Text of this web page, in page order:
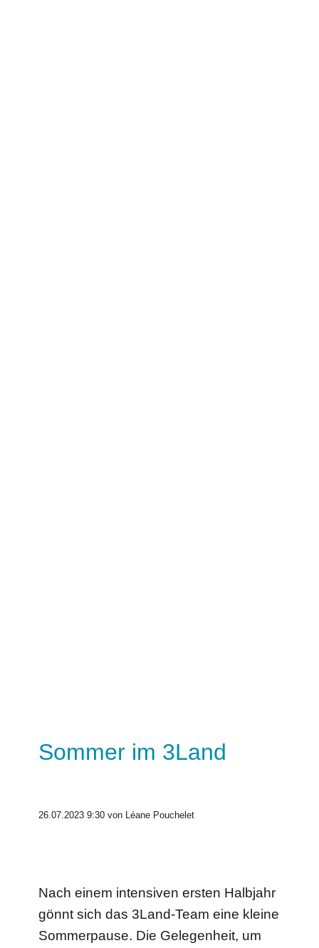
Sommer im 3Land
26.07.2023 9:30 von Léane Pouchelet
Nach einem intensiven ersten Halbjahr
gönnt sich das 3Land-Team eine kleine
Sommerpause. Die Gelegenheit, um